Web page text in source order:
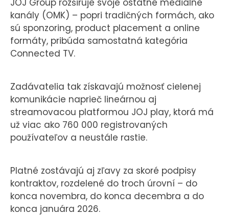
JOJ Group rozširuje svoje ostatné mediálne
kanály (OMK) – popri tradičných formách, ako
sú sponzoring, product placement a online
formáty, pribúda samostatná kategória
Connected TV.
Zadávatelia tak získavajú možnosť cielenej
komunikácie naprieč lineárnou aj
streamovacou platformou JOJ play, ktorá má
už viac ako 760 000 registrovaných
používateľov a neustále rastie.
Platné zostávajú aj zľavy za skoré podpisy
kontraktov, rozdelené do troch úrovní – do
konca novembra, do konca decembra a do
konca januára 2026.